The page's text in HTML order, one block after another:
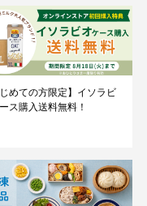
じめての方限定】イソラビ
ス購入送料無料！